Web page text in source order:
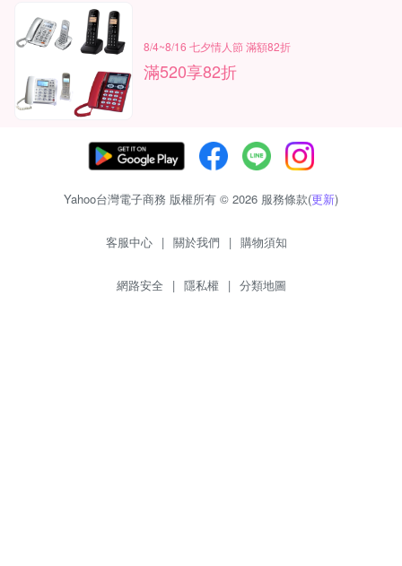
8/4~8/16 七夕情人節 滿額82折
滿520享82折
Yahoo台灣電子商務 版權所有 © 2026 服務條款(更新)
客服中心 | 關於我們 | 購物須知
網路安全 | 隱私權 | 分類地圖